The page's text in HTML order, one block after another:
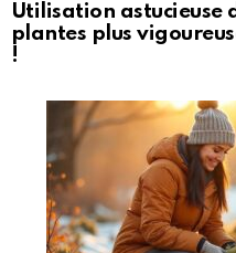
Utilisation astucieuse
plantes plus
!